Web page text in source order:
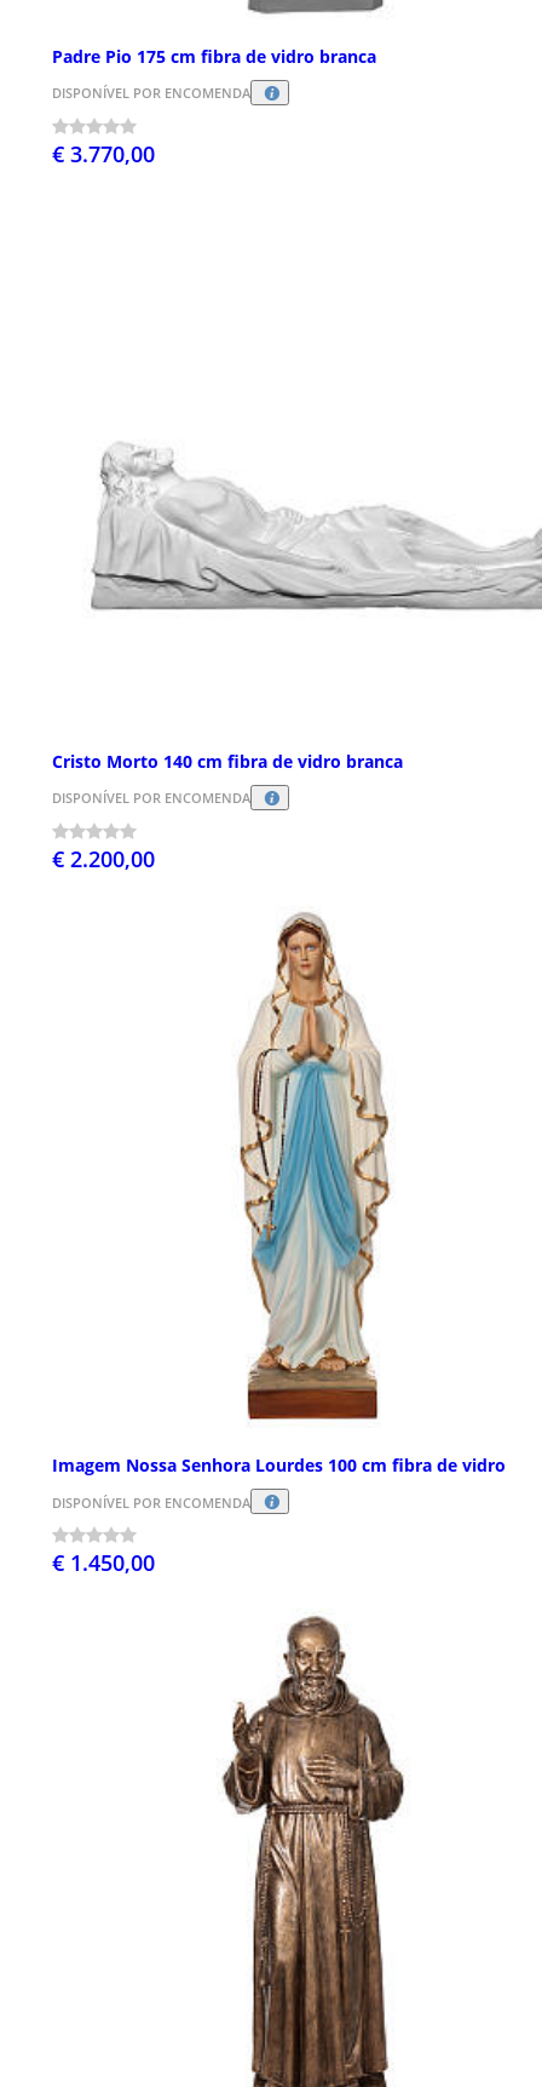
Padre Pio 175 cm fibra de vidro branca
DISPONÍVEL POR ENCOMENDA
€ 3.770,00
Cristo Morto 140 cm fibra de vidro branca
DISPONÍVEL POR ENCOMENDA
€ 2.200,00
Imagem Nossa Senhora Lourdes 100 cm fibra de vidro
DISPONÍVEL POR ENCOMENDA
€ 1.450,00